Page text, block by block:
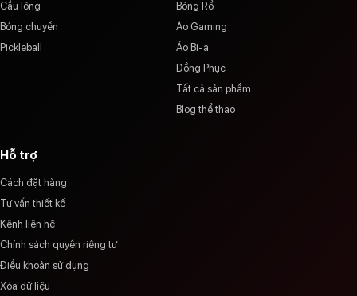
Cầu lông
Bóng chuyền
Pickleball
Bóng Rổ
Áo Gaming
Áo Bi-a
Đồng Phục
Tất cả sản phẩm
Blog thể thao
Hỗ trợ
Cách đặt hàng
Tư vấn thiết kế
Kênh liên hệ
Chính sách quyền riêng tư
Điều khoản sử dụng
Xóa dữ liệu